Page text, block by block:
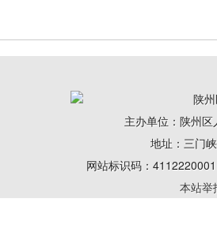
陕
主办单位：陕州
地址：三门
网站标识码：
本站举